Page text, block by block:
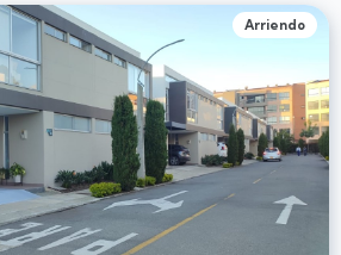
Arriendo